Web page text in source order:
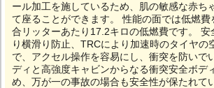
ール加工を施しているため、肌の敏感な赤ち
て座ることができます。 性能の面では低燃
合リッターあたり17.2キロの低燃費です。 安
り横滑り防止、TRCにより加速時のタイヤの
で、アクセル操作を容易にし、衝突を防いで
ディと高強度キャビンからなる衝突安全ボデ
め、万が一の事故の場合も安全性が保たれて